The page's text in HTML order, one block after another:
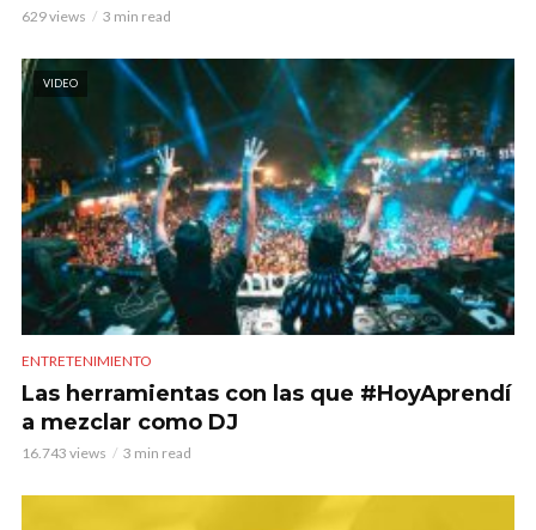
629 views 3 min read
VIDEO
ENTRETENIMIENTO
Las herramientas con las que #HoyAprendí
a mezclar como DJ
16.743 views 3 min read